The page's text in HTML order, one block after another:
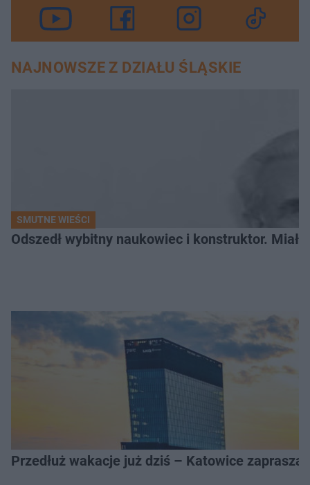
NAJNOWSZE Z DZIAŁU ŚLĄSKIE
SMUTNE WIEŚCI
Odszedł wybitny naukowiec i konstruktor. Miał
Przedłuż wakacje już dziś – Katowice